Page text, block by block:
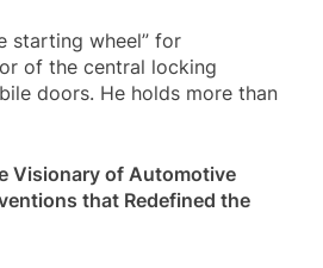
starting wheel” for
of the central locking
doors. He holds more than
Visionary of Automotive
that Redefined the